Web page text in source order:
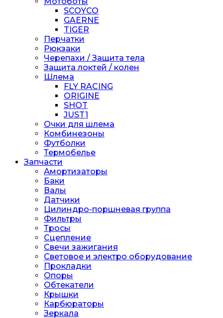
SCOYCO
GAERNE
TIGER
Перчатки
Рюкзаки
Черепахи / Защита тела
Защита локтей / колен
Шлема
FLY RACING
ORIGINE
SHOT
JUST1
Очки для шлема
Комбинезоны
Футболки
Термобелье
Запчасти
Амортизаторы
Баки
Валы
Датчики
Цилиндро-поршневая группа
Фильтры
Тросы
Сцепление
Свечи зажигания
Световое и электро оборудование
Прокладки
Опоры
Обтекатели
Крышки
Карбюраторы
Зеркала